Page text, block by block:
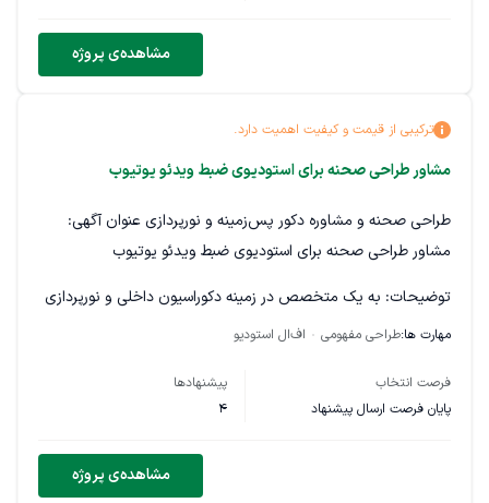
تقدیم کنم اگر حس میکنین که برای ادیت یک فایله تقریبا 10 دقیقه
ای پادکست به مبلغی بیشتر از این بازه نیاز دارید، پیام ندید و وقت
مشاهده‌ی پروژه
ترکیبی از قیمت و کیفیت اهمیت دارد.
مشاور طراحی صحنه برای استودیوی ضبط ویدئو یوتیوب
طراحی صحنه و مشاوره دکور پس‌زمینه و نورپردازی عنوان آگهی:
مشاور طراحی صحنه برای استودیوی ضبط ویدئو یوتیوب
توضیحات: به یک متخصص در زمینه دکوراسیون داخلی و نورپردازی
مناسب ضبط ویدیو نیاز دارم که بتواند:
پس‌زمینه را برای ضبط ویدئوهای یوتیوب به سبک عرفانی و هنری
طراحی کند چیدمان کتابخانه، تابلوهای مولانا، آیت‌الکرسی و رحل
جلوگیری از سایه‌های نامطلوب را تنظیم کند مهارت‌های مورد نیاز:
مهارت ها:طراحی مفهومی اف‌ال استودیو
فرصت انتخاب
پایان فرصت ارسال پیشنهاد
پیشنهادها
4
مشاهده‌ی پروژه